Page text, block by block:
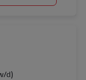
d)